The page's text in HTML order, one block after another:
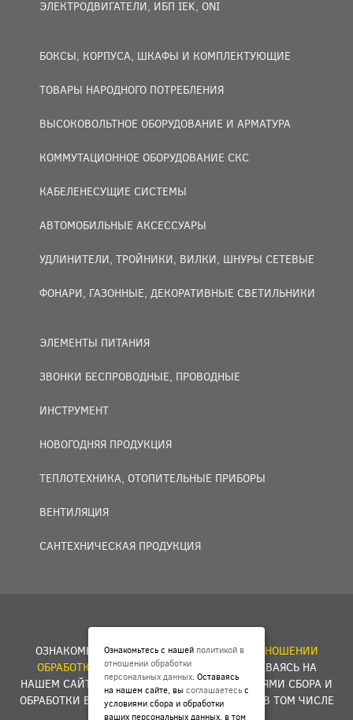
ЭЛЕКТРОДВИГАТЕЛИ, ИБП IEK, ONI
БОКСЫ, КОРПУСА, ШКАФЫ И КОМПЛЕКТУЮЩИЕ
ТОВАРЫ НАРОДНОГО ПОТРЕБЛЕНИЯ
ВЫСОКОВОЛЬТНОЕ ОБОРУДОВАНИЕ И АРМАТУРА
КОММУТАЦИОННОЕ ОБОРУДОВАНИЕ СКС
КАБЕЛЕНЕСУЩИЕ СИСТЕМЫ
АВТОМОБИЛЬНЫЕ АКСЕССУАРЫ
УДЛИНИТЕЛИ, ТРОЙНИКИ, ВИЛКИ, ШНУРЫ СЕТЕВЫЕ
ФОНАРИ, ГАЗОННЫЕ, ДЕКОРАТИВНЫЕ СВЕТИЛЬНИКИ
ЭЛЕМЕНТЫ ПИТАНИЯ
ЗВОНКИ БЕСПРОВОДНЫЕ, ПРОВОДНЫЕ
ИНСТРУМЕНТ
НОВОГОДНЯЯ ПРОДУКЦИЯ
ТЕПЛОТЕХНИКА, ОТОПИТЕЛЬНЫЕ ПРИБОРЫ
ВЕНТИЛЯЦИЯ
САНТЕХНИЧЕСКАЯ ПРОДУКЦИЯ
ОЗНАКОМЬТЕСЬ С НАШЕЙПОЛИТИКОЙ В ОТНОШЕНИИ
ОБРАБОТКИ ПЕРСОНАЛЬНЫХ ДАННЫХ
. ОСТАВАЯСЬ НА
НАШЕМ САЙТЕ, ВЫСОГЛАШАЕТЕСЬС УСЛОВИЯМИ СБОРА И
ОБРАБОТКИ ВАШИХ ПЕРСОНАЛЬНЫХ ДАННЫХ, В ТОМ ЧИСЛЕ
ФАЙЛОВ COOKIES.
Ознакомьтесь с нашей политикой в
отношении обработки
персональных данных. Оставаясь
на нашем сайте, вы соглашаетесь с
условиями сбора и обработки
ваших персональных данных, в том